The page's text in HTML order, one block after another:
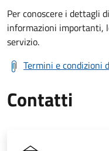
Per conoscere i dettagli
informazioni importanti,
servizio.
Termini e condizioni
Contatti